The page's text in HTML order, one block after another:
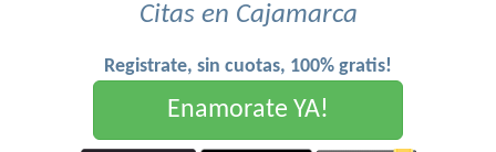
Citas en Cajamarca
Registrate, sin cuotas, 100% gratis!
Enamorate YA!